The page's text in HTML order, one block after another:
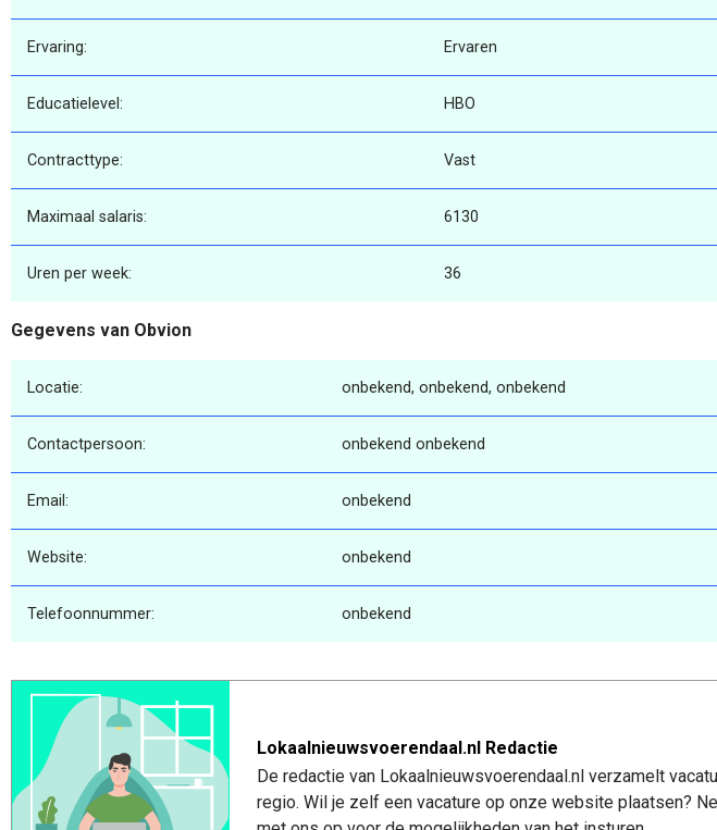
Ervaring: Ervaren
Educatielevel: HBO
Contracttype: Vast
Maximaal salaris: 6130
Uren per week: 36
Gegevens van Obvion
Locatie: onbekend, onbekend, onbekend
Contactpersoon: onbekend onbekend
Email: onbekend
Website: onbekend
Telefoonnummer: onbekend
Lokaalnieuwsvoerendaal.nl Redactie
De redactie van Lokaalnieuwsvoerendaal.nl verzamelt
regio. Wil je zelf een vacature op onze website plaatsen?